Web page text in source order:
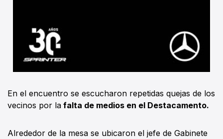
En el encuentro se escucharon repetidas quejas de los
vecinos por la falta de medios en el Destacamento.
Alrededor de la mesa se ubicaron el jefe de Gabinete